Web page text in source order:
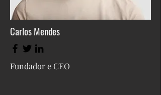
Carlos Mendes
Fundador e CEO